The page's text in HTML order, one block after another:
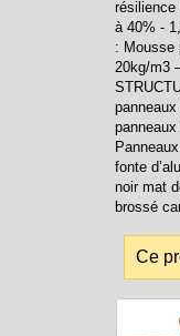
résilience
à 40% -
: Mousse
20kg/m3
fonte
noir mat
brossé
Ce